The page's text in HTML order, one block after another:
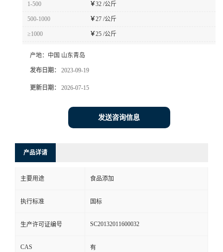
1-500 ￥32 /公斤
500-1000 ￥27 /公斤
≥1000 ￥25 /公斤
产地： 中国 山东青岛
发布日期： 2023-09-19
更新日期： 2026-07-15
发送咨询信息
产品详请
主要用途 食品添加
执行标准 国标
生产许可证编号 SC20132011600032
CAS 有